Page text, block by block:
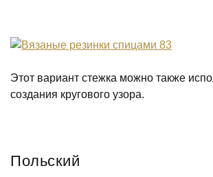
Этот вариант стежка можно также
создания кругового узора.
Польский